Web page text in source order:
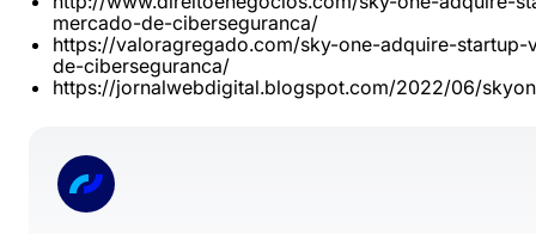
mercado-de-ciberseguranca/
https://valoragregado.com/sky-one-adquire-
de-ciberseguranca/
https://jornalwebdigital.blogspot.com/2022/06/